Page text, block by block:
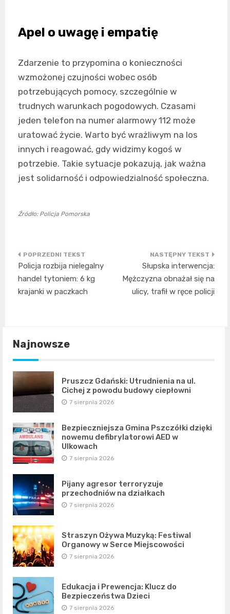
Apel o uwagę i empatię
Zdarzenie to przypomina o konieczności
wzmożonej czujności wobec osób
potrzebujących pomocy, szczególnie w
trudnych warunkach pogodowych. Czasami
jeden telefon na numer alarmowy 112 może
uratować życie. Warto być wrażliwym na los
innych i reagować, gdy widzimy kogoś w
potrzebie. Takie sytuacje pokazują, jak ważna
jest solidarność i odpowiedzialność społeczna.
Źródło: Policja Pomorska
Nawigacja
wpisu
Policja rozbija nielegalny
handel tytoniem: 6 kg
krajanki w paczkach
Słupska interwencja:
Mężczyzna obnażał się na
ulicy, trafił w ręce policji
Najnowsze
Pruszcz Gdański: Utrudnienia na ul.
Cichej z powodu budowy ciepłowni
7 sierpnia 2026
Bezpieczniejsza Gmina Pszczółki dzięki
nowemu defibrylatorowi AED w
Ulkowach
7 sierpnia 2026
Pijany agresor terroryzuje
przechodniów na działkach
7 sierpnia 2026
Straszyn Ożywa Muzyką: Festiwal
Organowy w Serce Miejscowości
7 sierpnia 2026
Edukacja i Prewencja: Klucz do
Bezpieczeństwa Dzieci
7 sierpnia 2026